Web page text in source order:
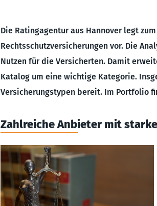
Die Ratingagentur aus Hannover legt
Rechtsschutzversicherungen vor. Die
Nutzen für die Versicherten. Damit
Katalog um eine wichtige Kategorie.
Versicherungstypen bereit. Im Portfolio
Zahlreiche Anbieter mit